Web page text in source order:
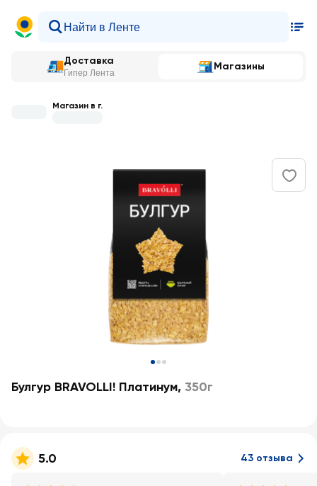
Доставка
Гипер Лента
Магазины
Магазин в г.
Булгур BRAVOLLI! Платинум, 350г
5.0 43 отзыва